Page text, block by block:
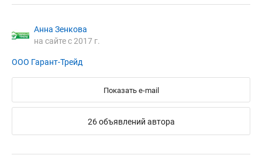
Анна Зенкова
на сайте с 2017 г.
ООО Гарант-Трейд
Показать e-mail
26 объявлений автора